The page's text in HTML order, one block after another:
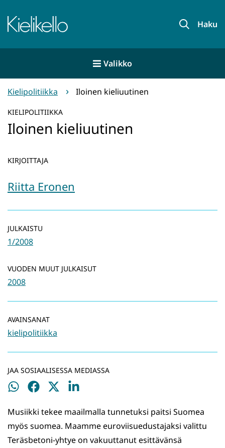
sisältöön
Etusivu Haku
Valikko
Kielipolitiikka Iloinen kieliuutinen
KIELIPOLITIIKKA
Iloinen kieliuutinen
KIRJOITTAJA
Riitta Eronen
JULKAISTU
1/2008
VUODEN MUUT JULKAISUT
2008
AVAINSANAT
kielipolitiikka
JAA SOSIAALISESSA MEDIASSA
Jaa
Jaa
Jaa
Jaa
Musiikki tekee maailmalla tunnetuksi paitsi Suomea
myös suomea. Maamme euroviisuedustajaksi valittu
Teräsbetoni-yhtye on vakuuttanut esittävänsä